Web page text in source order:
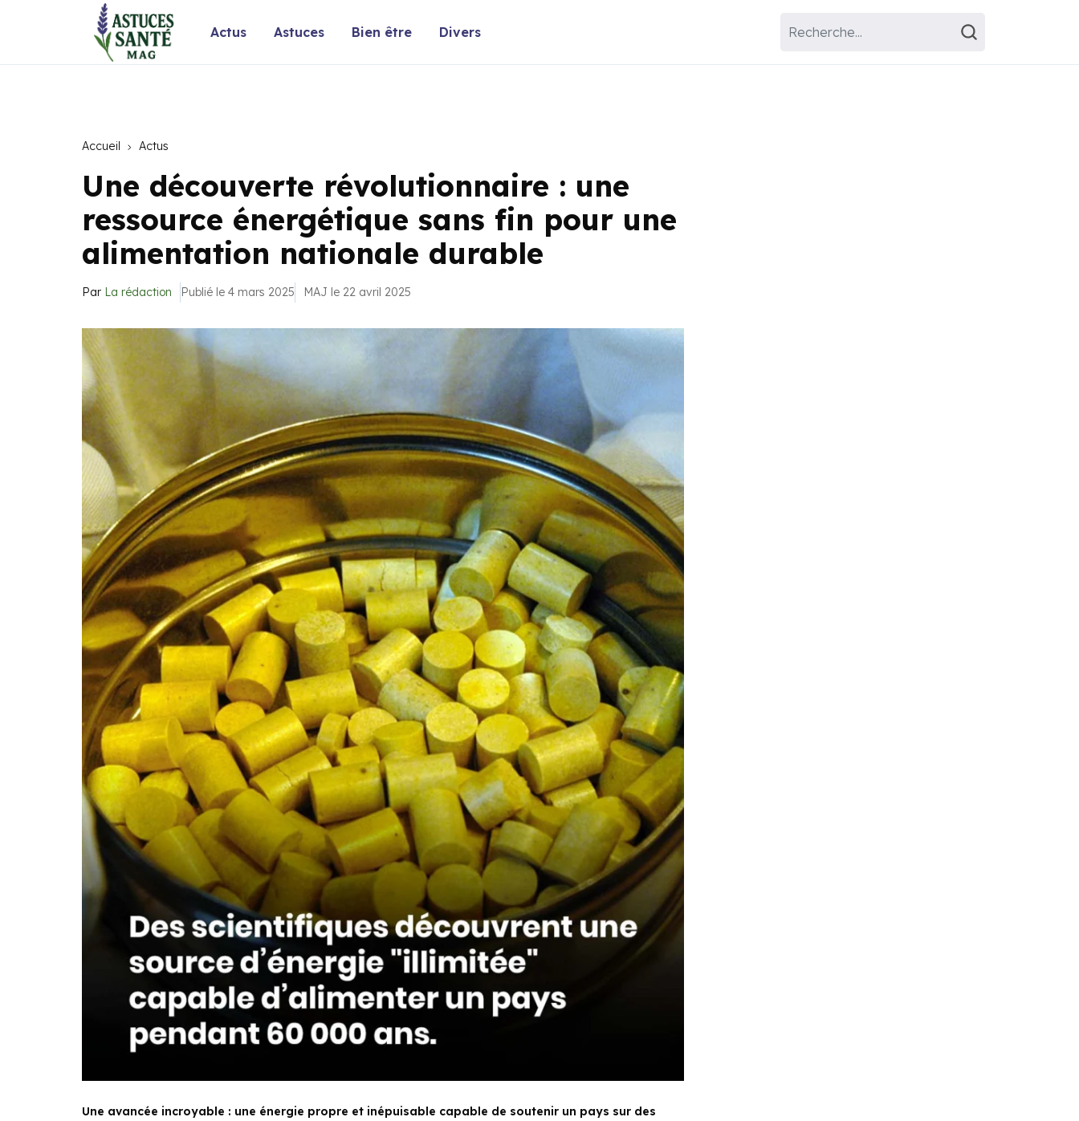
Actus Astuces Bien être Divers
Accueil Actus
Une découverte révolutionnaire : une
ressource énergétique sans fin pour une
alimentation nationale durable
Par La rédaction Publié le 4 mars 2025 MAJ le 22 avril 2025
Une avancée incroyable : une énergie propre et inépuisable capable de soutenir un pays sur des